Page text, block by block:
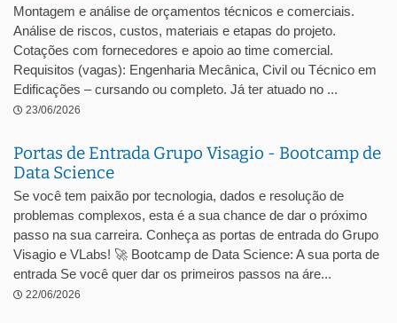
Montagem e análise de orçamentos técnicos e comerciais.
Análise de riscos, custos, materiais e etapas do projeto.
Cotações com fornecedores e apoio ao time comercial.
Requisitos (vagas): Engenharia Mecânica, Civil ou Técnico em
Edificações – cursando ou completo. Já ter atuado no ...
23/06/2026
Portas de Entrada Grupo Visagio - Bootcamp de
Data Science
Se você tem paixão por tecnologia, dados e resolução de
problemas complexos, esta é a sua chance de dar o próximo
passo na sua carreira. Conheça as portas de entrada do Grupo
Visagio e VLabs! 🚀 Bootcamp de Data Science: A sua porta de
entrada Se você quer dar os primeiros passos na áre...
22/06/2026